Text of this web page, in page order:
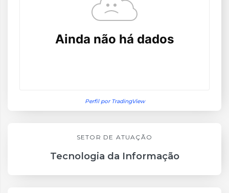
Perfil por TradingView
SETOR DE ATUAÇÃO
Tecnologia da Informação